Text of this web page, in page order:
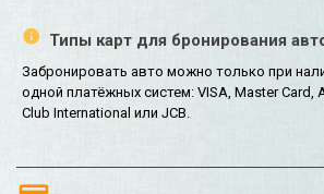
Типы карт для бронирования
Забронировать авто можно только при
одной платёжных систем: VISA, Master Card,
Club International или JCB.